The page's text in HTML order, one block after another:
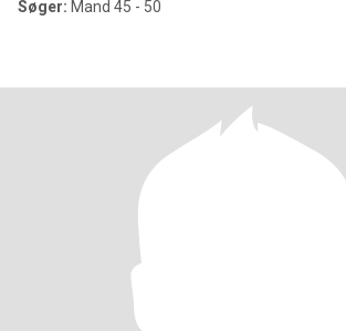
Søger: Mand 45 - 50